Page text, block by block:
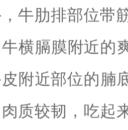
牛肋排部位带
横膈膜附近的‌
附近部位的‌腩
质较韧，吃起